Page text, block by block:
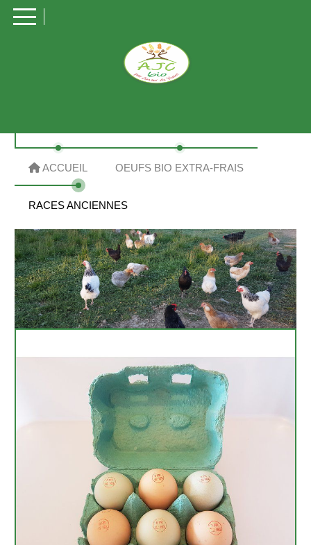
ACCUEIL OEUFS BIO EXTRA-FRAIS
RACES ANCIENNES